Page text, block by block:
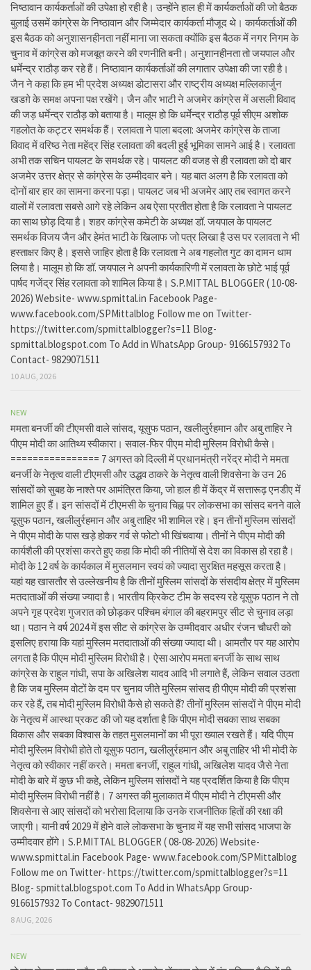
निष्ठावान कार्यकर्ताओं की उपेक्षा हो रही है। उन्होंने हाल ही में कार्यकर्ताओं की जो बैठक
बुलाई उसमें कांग्रेस के निष्ठावान और जिम्मेदार कार्यकर्ता मौजूद थे। कार्यकर्ताओं की
इस बैठक को अनुशासनहीनता नहीं माना जा सकता क्योंकि इस बैठक में नगर निगम के
चुनाव में कांग्रेस को मजबूत करने की रणनीति बनी। अनुशानहीनता तो जयपाल और
धर्मेन्द्र राठौड़ कर रहे हैं। निष्ठावान कार्यकर्ताओं की लगातार उपेक्षा की जा रही है।
जैन ने कहा कि हम भी प्रदेश अध्यक्ष डोटासरा और राष्ट्रीय अध्यक्ष मल्लिकार्जुन
खडग़े के समक्ष अपना पक्ष रखेंगे। जैन और भाटी ने अजमेर कांग्रेस में असली विवाद
की जड़ धर्मेन्द्र राठौड़ को बताया है। मालूम हो कि धर्मेन्द्र राठौड़ पूर्व सीएम अशोक
गहलोत के कट्टर समर्थक हैं। रलावता ने पाला बदला: अजमेर कांग्रेस के ताजा
विवाद में वरिष्ठ नेता महेंद्र सिंह रलावता की बदली हुई भूमिका सामने आई है। रलावता
अभी तक सचिन पायलट के समर्थक रहे। पायलट की वजह से ही रलावता को दो बार
अजमेर उत्तर क्षेत्र से कांग्रेस के उम्मीदवार बने। यह बात अलग है कि रलावता को
दोनों बार हार का सामना करना पड़ा। पायलट जब भी अजमेर आए तब स्वागत करने
वालों में रलावता सबसे आगे रहे लेकिन अब ऐसा प्रतीत होता है कि रलावता ने पायलट
का साथ छोड़ दिया है। शहर कांग्रेस कमेटी के अध्यक्ष डॉ. जयपाल के पायलट
समर्थक विजय जैन और हेमंत भाटी के खिलाफ जो पत्र लिखा है उस पर रलावता ने भी
हस्ताक्षर किए है। इससे जाहिर होता है कि रलावता ने अब गहलोत गुट का दामन थाम
लिया है। मालूम हो कि डॉ. जयपाल ने अपनी कार्यकारिणी में रलावता के छोटे भाई पूर्व
पार्षद गजेंद्र सिंह रलावता को शामिल किया है। S.P.MITTAL BLOGGER ( 10-08-
2026) Website- www.spmittal.in Facebook Page-
www.facebook.com/SPMittalblog Follow me on Twitter-
https://twitter.com/spmittalblogger?s=11 Blog-
spmittal.blogspot.com To Add in WhatsApp Group- 9166157932 To
Contact- 9829071511
10 AUG, 2026
NEW
ममता बनर्जी की टीएमसी वाले सांसद, यूसुफ पठान, खलीलुर्रहमान और अबु ताहिर ने
पीएम मोदी का आतिथ्य स्वीकारा। सवाल-फिर पीएम मोदी मुस्लिम विरोधी कैसे।
================ 7 अगस्त को दिल्ली में प्रधानमंत्री नरेंद्र मोदी ने ममता
बनर्जी के नेतृत्व वाली टीएमसी और उद्धव ठाकरे के नेतृत्व वाली शिवसेना के उन 26
सांसदों को सुबह के नाश्ते पर आमंत्रित किया, जो हाल ही में केंद्र में सत्तारूढ़ एनडीए में
शामिल हुए हैं। इन सांसदों में टीएमसी के चुनाव चिह्न पर लोकसभा का सांसद बनने वाले
यूसुफ पठान, खलीलुर्रहमान और अबु ताहिर भी शामिल रहे। इन तीनों मुस्लिम सांसदों
ने पीएम मोदी के पास खड़े होकर गर्व से फोटो भी खिंचवाया। तीनों ने पीएम मोदी की
कार्यशैली की प्रशंसा करते हुए कहा कि मोदी की नीतियों से देश का विकास हो रहा है।
मोदी के 12 वर्ष के कार्यकाल में मुसलमान स्वयं को ज्यादा सुरक्षित महसूस करता है।
यहां यह खासतौर से उल्लेखनीय है कि तीनों मुस्लिम सांसदों के संसदीय क्षेत्र में मुस्लिम
मतदाताओं की संख्या ज्यादा है। भारतीय क्रिकेट टीम के सदस्य रहे यूसुफ पठान ने तो
अपने गृह प्रदेश गुजरात को छोड़कर पश्चिम बंगाल की बहरामपुर सीट से चुनाव लड़ा
था। पठान ने वर्ष 2024 में इस सीट से कांग्रेस के उम्मीदवार अधीर रंजन चौधरी को
इसलिए हराया कि यहां मुस्लिम मतदाताओं की संख्या ज्यादा थी। आमतौर पर यह आरोप
लगता है कि पीएम मोदी मुस्लिम विरोधी है। ऐसा आरोप ममता बनर्जी के साथ साथ
कांग्रेस के राहुल गांधी, सपा के अखिलेश यादव आदि भी लगाते हैं, लेकिन सवाल उठता
है कि जब मुस्लिम वोटों के दम पर चुनाव जीते मुस्लिम सांसद ही पीएम मोदी की प्रशंसा
कर रहे हैं, तब मोदी मुस्लिम विरोधी कैसे हो सकते हैं? तीनों मुस्लिम सांसदों ने पीएम मोदी
के नेतृत्व में आस्था प्रकट की जो यह दर्शाता है कि पीएम मोदी सबका साथ सबका
विकास और सबका विश्वास के तहत मुसलमानों का भी पूरा ख्याल रखते हैं। यदि पीएम
मोदी मुस्लिम विरोधी होते तो यूसुफ पठान, खलीलुर्रहमान और अबु ताहिर भी भी मोदी के
नेतृत्व को स्वीकार नहीं करते। ममता बनर्जी, राहुल गांधी, अखिलेश यादव जैसे नेता
मोदी के बारे में कुछ भी कहे, लेकिन मुस्लिम सांसदों ने यह प्रदर्शित किया है कि पीएम
मोदी मुस्लिम विरोधी नहीं है। 7 अगस्त की मुलाकात में पीएम मोदी ने टीएमसी और
शिवसेना से आए सांसदों को भरोसा दिलाया कि उनके राजनीतिक हितों की रक्षा की
जाएगी। यानी वर्ष 2029 में होने वाले लोकसभा के चुनाव में यह सभी सांसद भाजपा के
उम्मीदवार होंगे। S.P.MITTAL BLOGGER ( 08-08-2026) Website-
www.spmittal.in Facebook Page- www.facebook.com/SPMittalblog
Follow me on Twitter- https://twitter.com/spmittalblogger?s=11
Blog- spmittal.blogspot.com To Add in WhatsApp Group-
9166157932 To Contact- 9829071511
8 AUG, 2026
NEW